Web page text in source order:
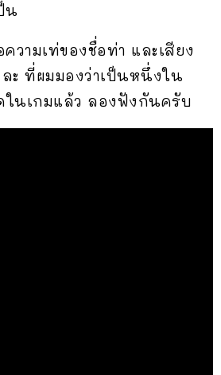
น
วามเท่ของชื่อท่า และเสียง
ะ ที่ผมมองว่าเป็นหนึ่งใน
นเกมแล้ว ลองฟังกันครับ